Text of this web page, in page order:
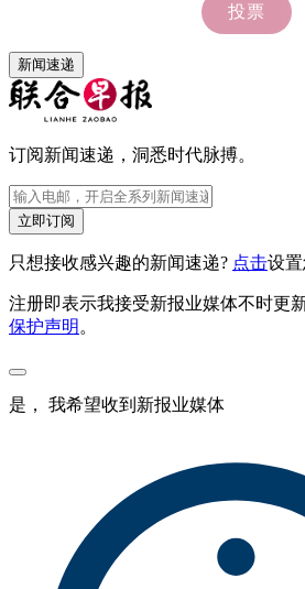
新闻速递
订阅新闻速递，洞悉时代脉搏。
立即订阅
只想接收感兴趣的新闻速递? 点击设置
注册即表示我接受新报业媒体不时更
保护声明 。
是， 我希望收到新报业媒体